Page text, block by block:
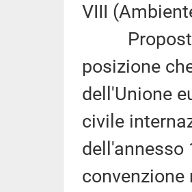
VIII
Proposta
posizione
dell'Unione
civile
dell'annesso